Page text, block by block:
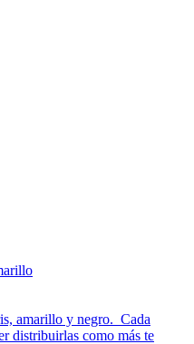
amarillo y negro. Cada
distribuirlas como más te